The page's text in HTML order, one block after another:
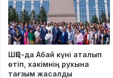
ШҚО-да Абай күні аталып
өтіп, хакімнің рухына
тағзым жасалды